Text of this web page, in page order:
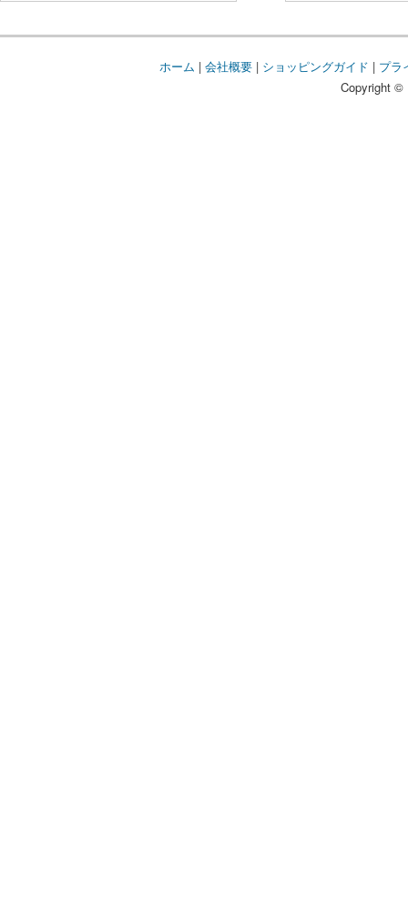
ホーム | 会社概要| ショッピングガイド | プラ
Copyright ©